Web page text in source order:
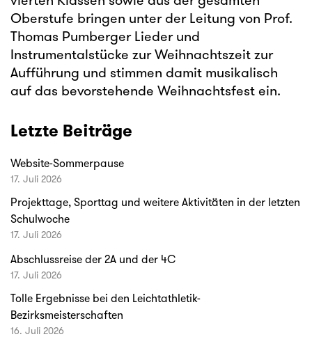
Oberstufe bringen unter der Leitung von Prof.
Thomas Pumberger Lieder und
Instrumentalstücke zur Weihnachtszeit zur
Aufführung und stimmen damit musikalisch
auf das bevorstehende Weihnachtsfest ein.
Letzte Beiträge
Website-Sommerpause
17. Juli 2026
Projekttage, Sporttag und weitere Aktivitäten in der letzten
Schulwoche
17. Juli 2026
Abschlussreise der 2A und der 4C
17. Juli 2026
Tolle Ergebnisse bei den Leichtathletik-
Bezirksmeisterschaften
16. Juli 2026